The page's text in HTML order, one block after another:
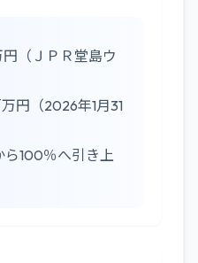
円（ＪＰＲ堂島ウ
万円（2026年1月31
ら100％へ引き上